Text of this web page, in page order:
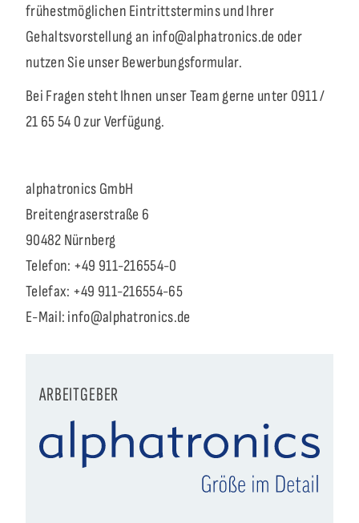
frühestmöglichen Eintrittstermins und Ihrer
Gehaltsvorstellung an info@alphatronics.de oder
nutzen Sie unser Bewerbungsformular.
Bei Fragen steht Ihnen unser Team gerne unter 0911 /
21 65 54 0 zur Verfügung.
alphatronics GmbH
Breitengraserstraße 6
90482 Nürnberg
Telefon: +49 911-216554-0
Telefax: +49 911-216554-65
E-Mail: info@alphatronics.de
ARBEITGEBER